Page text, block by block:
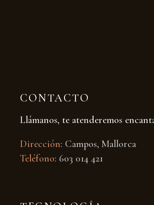
CONTACTO
Llámanos, te atenderemos
Dirección: Campos, Mallorca
Teléfono: 603 014 421